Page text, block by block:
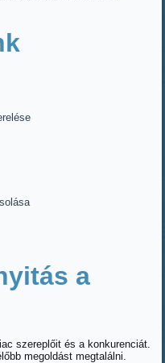
a
szereplőit és a konkurenciát.
megoldást megtalálni.